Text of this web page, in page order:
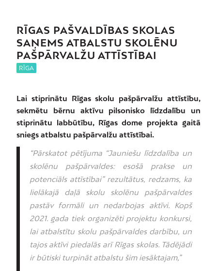
RĪGAS PAŠVALDĪBAS SKOLAS
SAŅEMS ATBALSTU SKOLĒNU
PAŠPĀRVALŽU ATTĪSTĪBAI
RĪGA
Lai stiprinātu Rīgas skolu pašpārvalžu attīstību,
sekmētu bērnu aktīvu pilsonisko līdzdalību un
stiprinātu labbūtību, Rīgas dome projekta gaitā
sniegs atbalstu pašpārvalžu attīstībai.
“Pārskatot pētījuma “Jauniešu līdzdalība un
skolēnu pašpārvaldes: esošā prakse un
potenciāls attīstībai” rezultātus, redzams, ka
lielākajā daļā skolu skolēnu pašpārvaldes
pastāv formāli un nedarbojas aktīvi. Kopš
2021. gada tiek organizēti projektu konkursi,
lai atbalstītu skolu pašpārvaldes darbību, un
tajos aktīvi piedalās arī Rīgas skolas. Tādējādi
ir būtiski turpināt atbalstu šim iesāktajam,”